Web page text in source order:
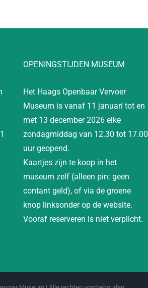
OPENINGSTIJDEN MUSEUM
Het Haags Openbaar Vervoer
Museum is vanaf 11 januari tot en
met 13 december 2026 elke
zondagmiddag van 12.30 tot 17.00
uur geopend.
Kaartjes zijn te koop in het
museum zelf (alleen pin: geen
contant geld), of via de groene
knop linksonder op de website.
Vooraf reserveren is niet verplicht.